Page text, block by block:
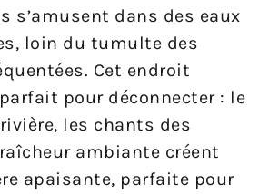
s’amusent dans des eaux
loin du tumulte des
Cet endroit
pour déconnecter : le
les chants des
ambiante créent
apaisante, parfaite pour